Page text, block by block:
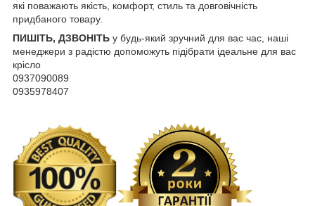
які поважають якість, комфорт, стиль та довговічність
придбаного товару.
ПИШІТЬ, ДЗВОНІТЬ у будь-який зручний для вас час, наші
менеджери з радістю допоможуть підібрати ідеальне для вас
крісло
0937090089
0935978407